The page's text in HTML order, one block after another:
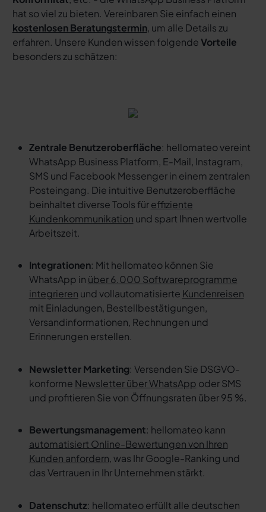
hat so viel zu bieten. Vereinbaren Sie einfach einen
kostenlosen Beratungstermin, um alle Details zu
erfahren. Unsere Kunden wissen folgendeVorteile
besonders zu schätzen:
Zentrale Benutzeroberfläche: hellomateo vereint
WhatsApp Business Platform, E-Mail, Instagram,
SMS und Facebook Messenger in einem zentralen
Posteingang. Die intuitive Benutzeroberfläche
beinhaltet diverse Tools füreffiziente
Kundenkommunikation und spart Ihnen wertvolle
Arbeitszeit.
Integrationen: Mit hellomateo können Sie
WhatsApp in über 6.000 Softwareprogramme
integrieren und vollautomatisierte Kundenreisen
mit Einladungen, Bestellbestätigungen,
Versandinformationen, Rechnungen und
Erinnerungen erstellen.
Newsletter Marketing: Versenden Sie DSGVO-
konforme Newsletter über WhatsApp oder SMS
und profitieren Sie von Öffnungsraten über 95 %.
Bewertungsmanagement: hellomateo kann
automatisiert Online-Bewertungen von Ihren
Kunden anfordern, was Ihr Google-Ranking und
das Vertrauen in Ihr Unternehmen stärkt.
Datenschutz: hellomateo erfüllt alle deutschen